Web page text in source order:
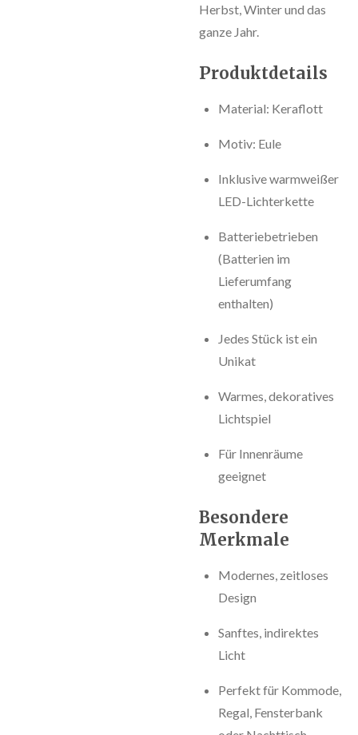
Herbst, Winter und das
ganze Jahr.
Produktdetails
Material: Keraflott
Motiv: Eule
Inklusive warmweißer
LED-Lichterkette
Batteriebetrieben
(Batterien im
Lieferumfang
enthalten)
Jedes Stück ist ein
Unikat
Warmes, dekoratives
Lichtspiel
Für Innenräume
geeignet
Besondere
Merkmale
Modernes, zeitloses
Design
Sanftes, indirektes
Licht
Perfekt für Kommode,
Regal, Fensterbank